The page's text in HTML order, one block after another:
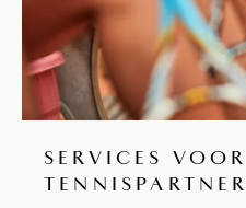
SERVICES VOOR